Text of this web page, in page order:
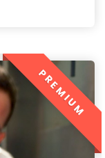
PREMIUM